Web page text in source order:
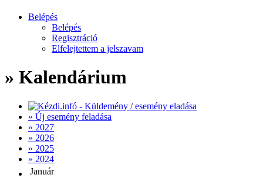
Belépés
Belépés
Regisztráció
Elfelejtettem a jelszavam
» Kalendárium
» Új esemény feladása
» 2027
» 2026
» 2025
» 2024
Január